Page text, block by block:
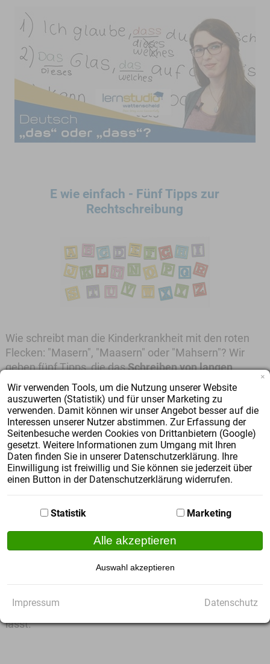
E wie einfach - Fünf Tipps zur
Rechtschreibung
Wie schreibt man die Kinderkrankheit mit den roten
Flecken: "Masern", "Maasern" oder "Mahsern"? Wir
geben fünf Tipps, die dasSchreiben von langen
Vokalen erleichtern
Rechtschreibung 2.0
Die gute Nachricht: Heuteschreiben Schüler
Lesen Sie, woran das liegt und was sich dagegen tun
lässt.
Wir verwenden Tools, um die Nutzung unserer Website
auszuwerten (Statistik) und für unser Marketing zu
verwenden. Damit können wir unser Angebot besser auf die
Interessen unserer Nutzer abstimmen. Zur Erfassung der
Seitenbesuche werden Cookies von Drittanbietern (Google)
gesetzt. Weitere Informationen zum Umgang mit Ihren
Daten finden Sie in unserer Datenschutzerklärung. Ihre
Einwilligung ist freiwillig und Sie können sie jederzeit über
einen Button in der Datenschutzerklärung widerrufen.
Statistik Marketing
Auswahl akzeptieren
Alle akzeptieren
Impressum Datenschutz
×